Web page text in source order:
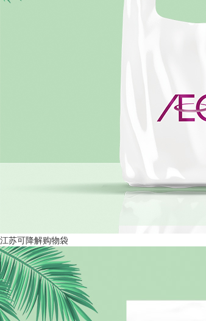
江苏可降解购物袋